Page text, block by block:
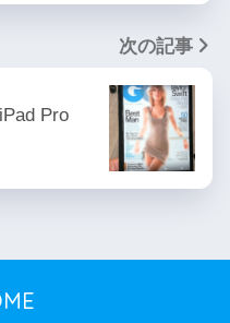
次の記事
Pro